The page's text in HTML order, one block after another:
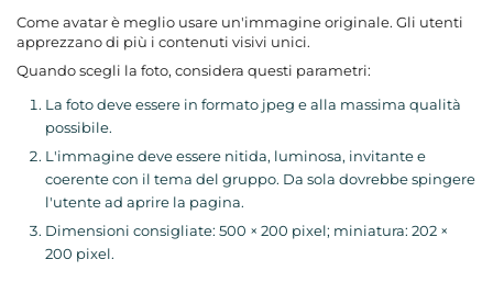
Come avatar è meglio usare un'immagine originale. Gli utenti
apprezzano di più i contenuti visivi unici.
Quando scegli la foto, considera questi parametri:
La foto deve essere in formato jpeg e alla massima qualità
possibile.
L'immagine deve essere nitida, luminosa, invitante e
coerente con il tema del gruppo. Da sola dovrebbe spingere
l'utente ad aprire la pagina.
Dimensioni consigliate: 500 × 200 pixel; miniatura: 202 ×
200 pixel.